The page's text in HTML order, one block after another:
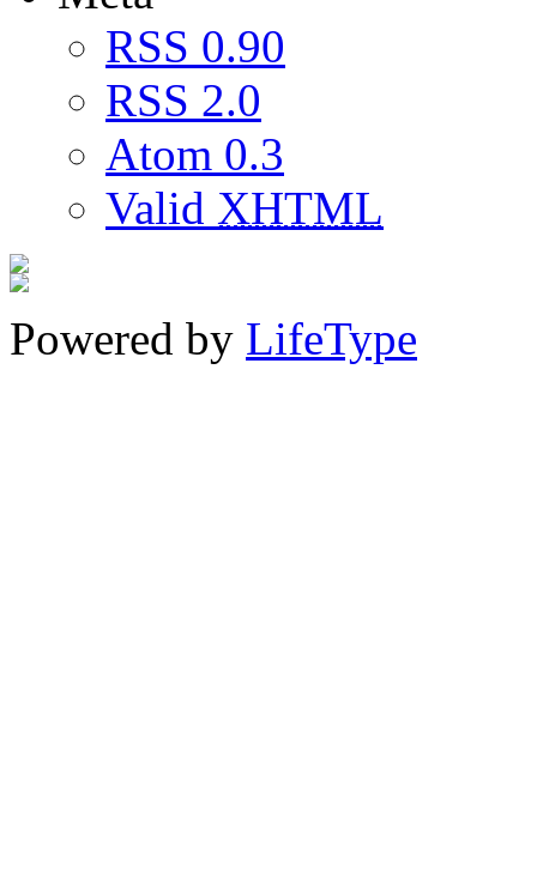
RSS 0.90
RSS 2.0
Atom 0.3
Valid XHTML
Powered by LifeType